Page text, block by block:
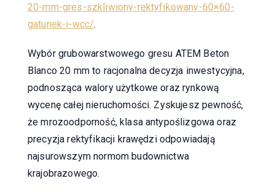
20-mm-gres-szkliwiony-rektyfikowany-60×60-
gatunek-i-wcc/.
Wybór grubowarstwowego gresu ATEM Beton
Blanco 20 mm to racjonalna decyzja inwestycyjna,
podnosząca walory użytkowe oraz rynkową
wycenę całej nieruchomości. Zyskujesz pewność,
że mrozoodporność, klasa antypoślizgowa oraz
precyzja rektyfikacji krawędzi odpowiadają
najsurowszym normom budownictwa
krajobrazowego.